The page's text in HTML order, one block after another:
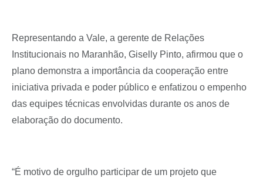
Representando a Vale, a gerente de Relações
Institucionais no Maranhão, Giselly Pinto, afirmou que o
plano demonstra a importância da cooperação entre
iniciativa privada e poder público e enfatizou o empenho
das equipes técnicas envolvidas durante os anos de
elaboração do documento.
“É motivo de orgulho participar de um projeto que